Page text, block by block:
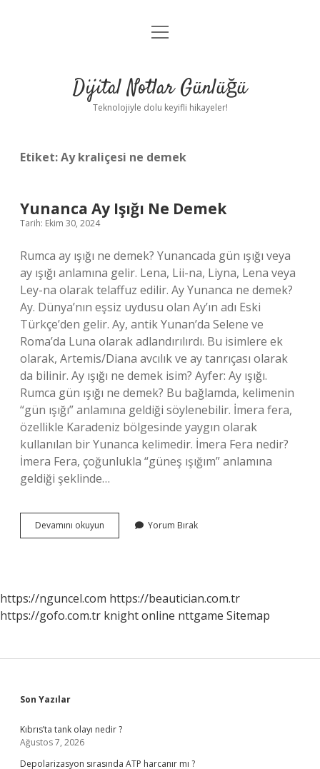
Anasayfa
Yasal Uyarı
menüyü
Dijital Notlar Günlüğü
Teknolojiyle dolu keyifli hikayeler!
Etiket:Ay kraliçesi ne demek
Yunanca Ay Işığı Ne Demek
Tarih: Ekim 30, 2024
Rumca ay ışığı ne demek? Yunancada gün ışığı veya
ay ışığı anlamına gelir. Lena, Lii-na, Liyna, Lena veya
Ley-na olarak telaffuz edilir. Ay Yunanca ne demek?
Ay. Dünya’nın eşsiz uydusu olan Ay’ın adı Eski
Türkçe’den gelir. Ay, antik Yunan’da Selene ve
Roma’da Luna olarak adlandırılırdı. Bu isimlere ek
olarak, Artemis/Diana avcılık ve ay tanrıçası olarak
da bilinir. Ay ışığı ne demek isim? Ayfer: Ay ışığı.
Rumca gün ışığı ne demek? Bu bağlamda, kelimenin
“gün ışığı” anlamına geldiği söylenebilir. İmera fera,
özellikle Karadeniz bölgesinde yaygın olarak
kullanılan bir Yunanca kelimedir. İmera Fera nedir?
İmera Fera, çoğunlukla “güneş ışığım” anlamına
geldiği şeklinde…
Devamını okuyun Yunanca
Ay
Yorum Bırak
https://nguncel.com https://beautician.com.tr
https://gofo.com.tr knight online nttgame Sitemap
Sidebar
Son Yazılar
Kıbrıs’ta tank olayı nedir ?
Ağustos 7, 2026
Depolarizasyon sırasında ATP harcanır mı ?